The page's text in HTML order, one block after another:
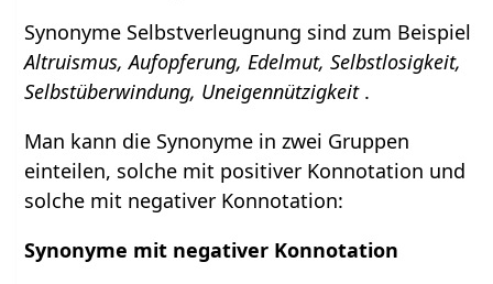
Synonyme Selbstverleugnung sind zum Beispiel
Altruismus, Aufopferung, Edelmut, Selbstlosigkeit,
Selbstüberwindung, Uneigennützigkeit .
Man kann die Synonyme in zwei Gruppen
einteilen, solche mit positiver Konnotation und
solche mit negativer Konnotation:
Synonyme mit negativer Konnotation